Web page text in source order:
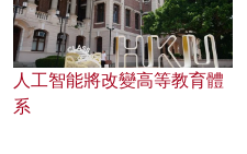
人工智能將改變高等教育體
系